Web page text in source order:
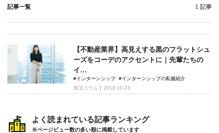
記事一覧 1 記事
【不動産業界】高見えする黒のフラットシュ
ーズをコーデのアクセントに｜先輩たちの
イ…
#インターンシップ
#インターンシップの私服紹介
就活コラム
2018.10.23
よく読まれている記事ランキング
※ページビュー数の多い順に掲載しています
仕事の選び方・ヒント
仕事とは？
就活コラム